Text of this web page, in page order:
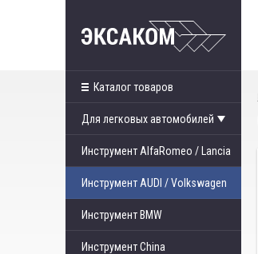
Каталог товаров
Для легковых автомобилей
Инструмент AlfaRomeo / Lancia
Инструмент AUDI / Volkswagen
Инструмент BMW
Инструмент China